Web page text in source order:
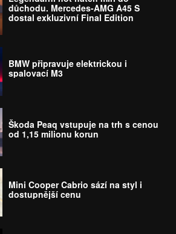
důchodu. Mercedes-AMG A45 S
dostal exkluzivní Final Edition
BMW připravuje elektrickou i
spalovací M3
Škoda Peaq vstupuje na trh s cenou
od 1,15 milionu korun
Mini Cooper Cabrio sází na styl i
dostupnější cenu